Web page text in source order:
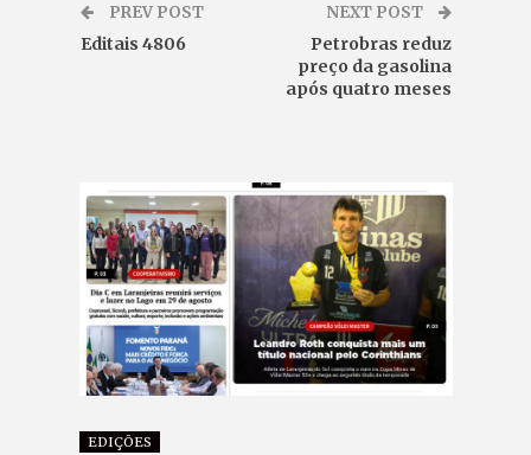
PREV POST
Editais 4806
NEXT POST
Petrobras reduz
preço da gasolina
após quatro meses
EDIÇÕES